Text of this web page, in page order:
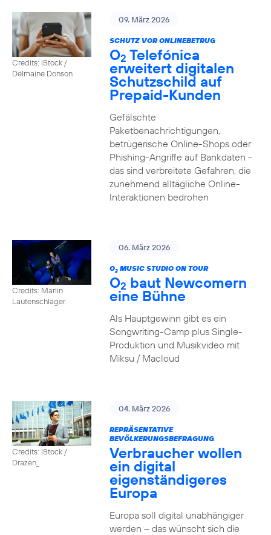
Credits: iStock /
Delmaine Donson
09. März 2026
SCHUTZ VOR ONLINEBETRUG
O2 Telefónica
erweitert digitalen
Schutzschild auf
Prepaid-Kunden
Gefälschte
Paketbenachrichtigungen,
betrügerische Online-Shops oder
Phishing-Angriffe auf Bankdaten -
das sind verbreitete Gefahren, die
zunehmend alltägliche Online-
Interaktionen bedrohen
Credits: Marlin
Lautenschläger
06. März 2026
O2MUSIC STUDIO ON TOUR
O2 baut Newcomern
eine Bühne
Als Hauptgewinn gibt es ein
Songwriting-Camp plus Single-
Produktion und Musikvideo mit
Miksu / Macloud
Credits: iStock /
Drazen_
04. März 2026
REPRÄSENTATIVE
BEVÖLKERUNGSBEFRAGUNG
Verbraucher wollen
ein digital
eigenständigeres
Europa
Europa soll digital unabhängiger
werden – das wünscht sich die